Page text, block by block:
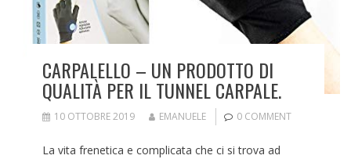
CARPALELLO – UN PRODOTTO DI
QUALITÀ PER IL TUNNEL CARPALE.
10 OTTOBRE 2019 EMANUELE 0 COMMENT
La vita frenetica e complicata che ci si trova ad